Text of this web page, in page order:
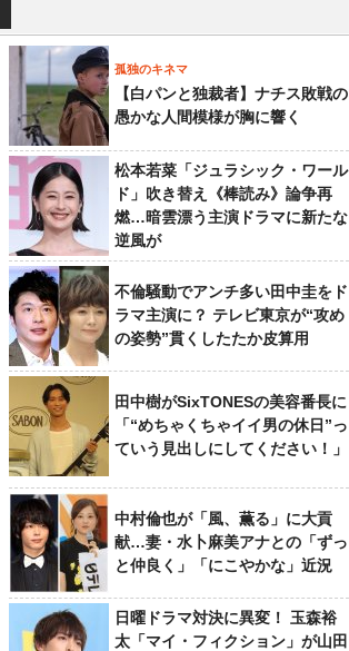
孤独のキネマ
【白パンと独裁者】ナチス敗戦の
愚かな人間模様が胸に響く
松本若菜「ジュラシック・ワール
ド」吹き替え《棒読み》論争再
燃…暗雲漂う主演ドラマに新たな
逆風が
不倫騒動でアンチ多い田中圭をド
ラマ主演に？ テレビ東京が“攻め
の姿勢”貫くしたたか皮算用
田中樹がSixTONESの美容番長に
「“めちゃくちゃイイ男の休日”っ
ていう見出しにしてください！」
中村倫也が「風、薫る」に大貢
献…妻・水卜麻美アナとの「ずっ
と仲良く」「にこやかな」近況
日曜ドラマ対決に異変！ 玉森裕
太「マイ・フィクション」が山田